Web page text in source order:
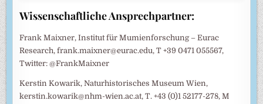
Wissenschaftliche Ansprechpartner:
Frank Maixner, Institut für Mumienforschung – Eurac
Research, frank.maixner@eurac.edu, T +39 0471 055567,
Twitter: @FrankMaixner
Kerstin Kowarik, Naturhistorisches Museum Wien,
kerstin.kowarik@nhm-wien.ac.at, T. +43 (0)1 52177-278, M